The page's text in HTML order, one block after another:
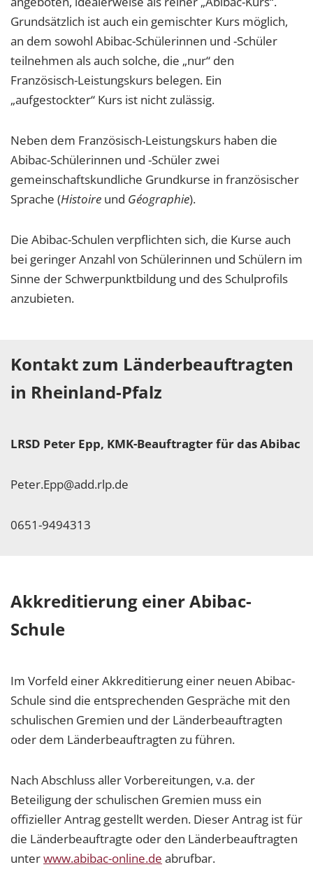
Grundsätzlich ist auch ein gemischter Kurs möglich,
an dem sowohl Abibac-Schülerinnen und -Schüler
teilnehmen als auch solche, die „nur“ den
Französisch-Leistungskurs belegen. Ein
„aufgestockter“ Kurs ist nicht zulässig.
Neben dem Französisch-Leistungskurs haben die
Abibac-Schülerinnen und -Schüler zwei
gemeinschaftskundliche Grundkurse in französischer
Sprache (Histoire und Géographie).
Die Abibac-Schulen verpflichten sich, die Kurse auch
bei geringer Anzahl von Schülerinnen und Schülern im
Sinne der Schwerpunktbildung und des Schulprofils
anzubieten.
Kontakt zum Länderbeauftragten
in Rheinland-Pfalz
LRSD Peter Epp, KMK-Beauftragter für das Abibac
Peter.Epp@add.rlp.de
0651-9494313
Akkreditierung einer Abibac-
Schule
Im Vorfeld einer Akkreditierung einer neuen Abibac-
Schule sind die entsprechenden Gespräche mit den
schulischen Gremien und der Länderbeauftragten
oder dem Länderbeauftragten zu führen.
Nach Abschluss aller Vorbereitungen, v.a. der
Beteiligung der schulischen Gremien muss ein
offizieller Antrag gestellt werden. Dieser Antrag ist für
die Länderbeauftragte oder den Länderbeauftragten
unterwww.abibac-online.de abrufbar.